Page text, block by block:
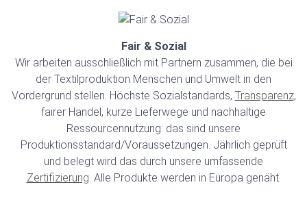
Fair & Sozial
Wir arbeiten ausschließlich mit Partnern zusammen, die bei
der Textilproduktion Menschen und Umwelt in den
Vordergrund stellen. Höchste Sozialstandards, Transparenz,
fairer Handel, kurze Lieferwege und nachhaltige
Ressourcennutzung: das sind unsere
Produktionsstandard/Voraussetzungen. Jährlich geprüft
und belegt wird das durch unsere umfassende
Zertifizierung. Alle Produkte werden in Europa genäht.